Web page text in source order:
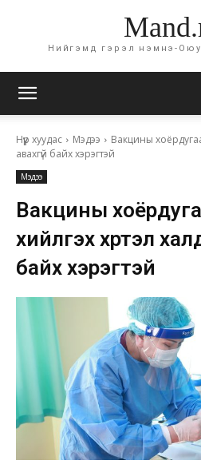
Нийгэмд гэрэл нэмнэ-
Нүүр хуудас Мэдээ
Вакцины
авахгүй байх хэрэгтэй
Мэдээ
Вакцины
хийлгэх хүртэл
байх хэрэгтэй